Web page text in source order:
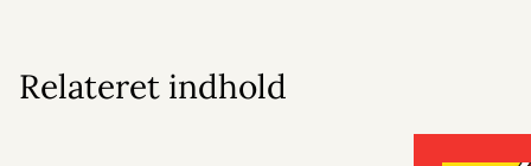
Relateret indhold